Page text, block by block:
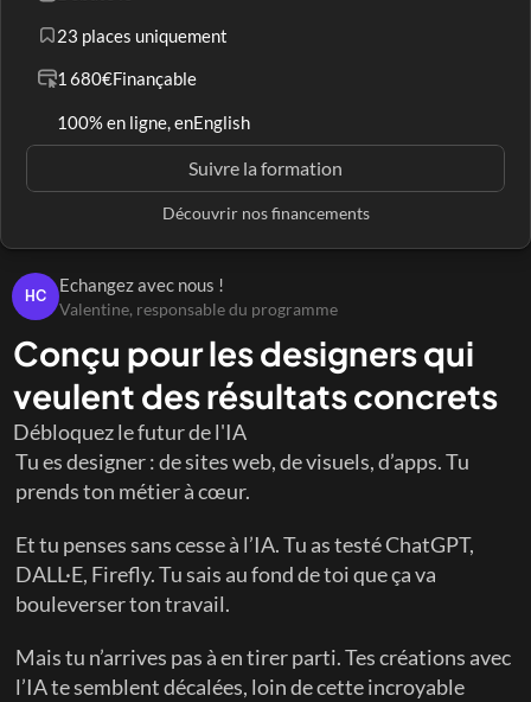
23 places uniquement
1 680€Finançable
100% en ligne, enEnglish
Suivre la formation
Découvrir nos financements
HC
Echangez avec nous !
Valentine, responsable du programme
Conçu pour les designers qui
veulent des résultats concrets
Débloquez le futur de l'IA
Tu es designer : de sites web, de visuels, d’apps. Tu
prends ton métier à cœur.
Et tu penses sans cesse à l’IA. Tu as testé ChatGPT,
DALL·E, Firefly. Tu sais au fond de toi que ça va
bouleverser ton travail.
Mais tu n’arrives pas à en tirer parti. Tes créations avec
l’IA te semblent décalées, loin de cette incroyable